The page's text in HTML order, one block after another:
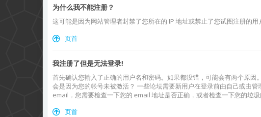
为什么我不能注册？
这可能是因为网站管理者封禁了您所在的 IP 地址或禁止了您试图注册的
页首
我注册了但是无法登录!
首先确认您输入了正确的用户名和密码。如果都没错，可能会有两个原
会是因为您的帐号未被激活？ 一些论坛需要新用户在登录前由自己或由
email，您需要检查一下您的 email 地址是否正确，或者检查一下您的垃
页首